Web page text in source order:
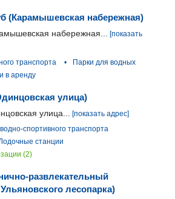
(Карамышевская набережная)
набережная...
[показать
транспорта •
Парки для водных
в аренду
улица)
улица...
[показать адрес]
спортивного транспорта
станции
(2)
развлекательный
лесопарка)